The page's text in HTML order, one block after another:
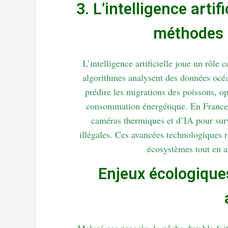
3. L’intelligence
méthodes
L’intelligence artificielle joue un rôle
algorithmes analysent des données
prédire les migrations des poissons,
consommation énergétique. En
caméras thermiques et d’IA pour
illégales. Ces avancées technologiques
écosystèmes tout en
Enjeux